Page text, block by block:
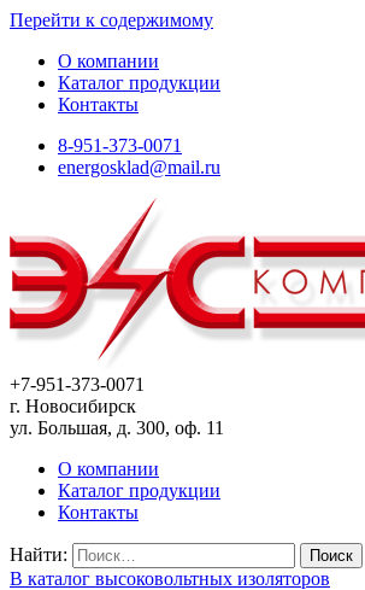
Перейти к содержимому
О компании
Каталог продукции
Контакты
8-951-373-0071
energosklad@mail.ru
+7-951-373-0071
г. Новосибирск
ул. Большая, д. 300, оф. 11
О компании
Каталог продукции
Контакты
Найти:
В каталог высоковольтных изоляторов